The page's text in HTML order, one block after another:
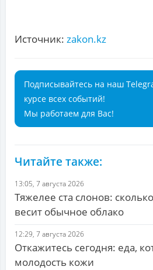
Источник: zakon.kz
Подписывайтесь на наш
курсе всех событий!
Мы работаем для Вас!
Читайте также:
13:05, 7 августа 2026
Тяжелее ста слонов:
весит обычное облако
12:29, 7 августа 2026
Откажитесь сегодня: еда,
молодость кожи